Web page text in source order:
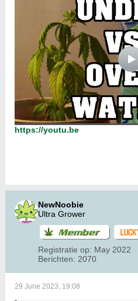
https://youtu.be
NewNoobie
Ultra Grower
Registratie op: May 2022
Berichten: 2070
29 June 2023, 19:08